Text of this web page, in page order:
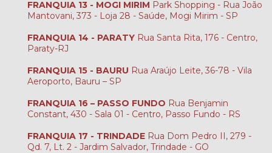
FRANQUIA 13 - MOGI MIRIM Park Shopping - Rua João
Mantovani, 373 - Loja 28 - Saúde, Mogi Mirim - SP
FRANQUIA 14 - PARATY Rua Santa Rita, 176 - Centro,
Paraty-RJ
FRANQUIA 15 - BAURU Rua Araújo Leite, 36-78 - Vila
Aeroporto, Bauru – SP
FRANQUIA 16 – PASSO FUNDO Rua Benjamin
Constant, 430 - Sala 01 - Centro, Passo Fundo - RS
FRANQUIA 17 - TRINDADE Rua Dom Pedro II, 279 -
Qd. 7, Lt. 2 - Jardim Salvador, Trindade - GO